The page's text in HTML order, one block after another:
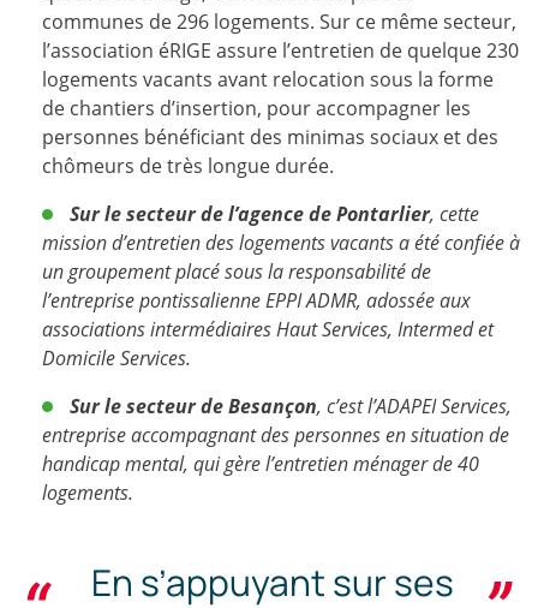
communes de 296 logements. Sur ce même secteur,
l’association éRIGE assure l’entretien de quelque 230
logements vacants avant relocation sous la forme
de chantiers d’insertion, pour accompagner les
personnes bénéficiant des minimas sociaux et des
chômeurs de très longue durée.
Sur le secteur de l’agence de Pontarlier, cette
mission d’entretien des logements vacants a été confiée à
un groupement placé sous la responsabilité de
l’entreprise pontissalienne EPPI ADMR, adossée aux
associations intermédiaires Haut Services, Intermed et
Domicile Services.
Sur le secteur de Besançon, c’est l’ADAPEI Services,
entreprise accompagnant des personnes en situation de
handicap mental, qui gère l’entretien ménager de 40
logements.
En s’appuyant sur ses